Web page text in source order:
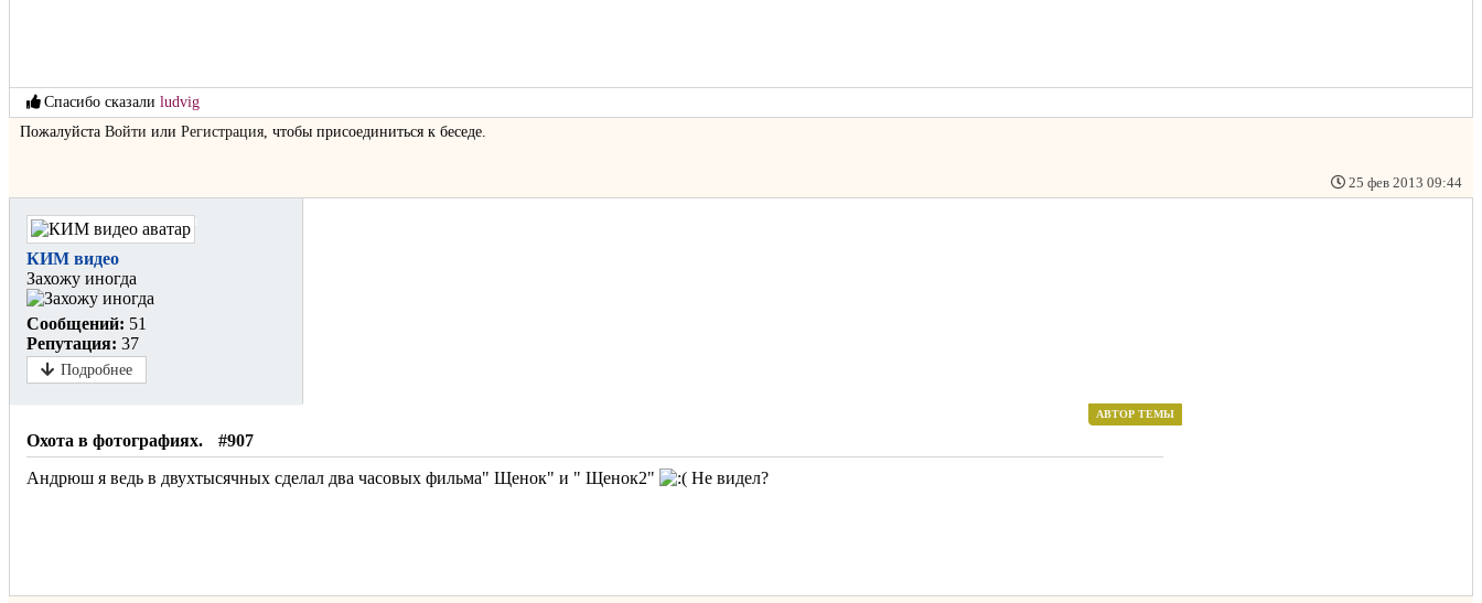
Спасибо сказали ludvig
Пожалуйста Войти или Регистрация, чтобы присоединиться к беседе.
25 фев 2013 09:44
Не в сети
КИМ видео
Захожу иногда
Сообщений: 51
Репутация: 37
Подробнее
АВТОР ТЕМЫ
Охота в фотографиях.
#907
Андрюш я ведь в двухтысячных сделал два часовых фильма" Щенок" и " Щенок2"
Не видел?